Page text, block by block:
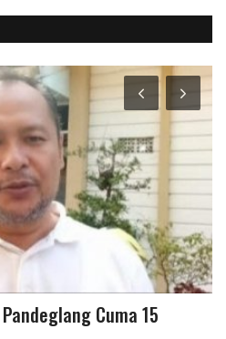
Cuma 15